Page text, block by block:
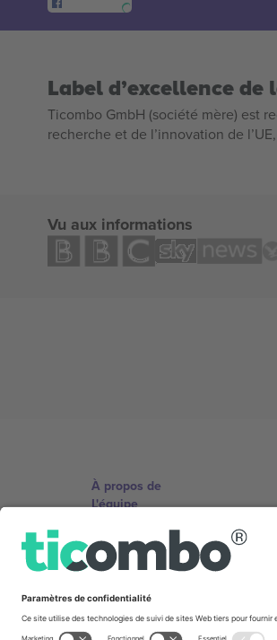
Label d’excellence
Ticombo GmbH (société mère) est
recherche et de l’innovation de
Vu aux informations
À propos de
L'équipe
Imprimer
Conditions générales
Programme d'affiliation